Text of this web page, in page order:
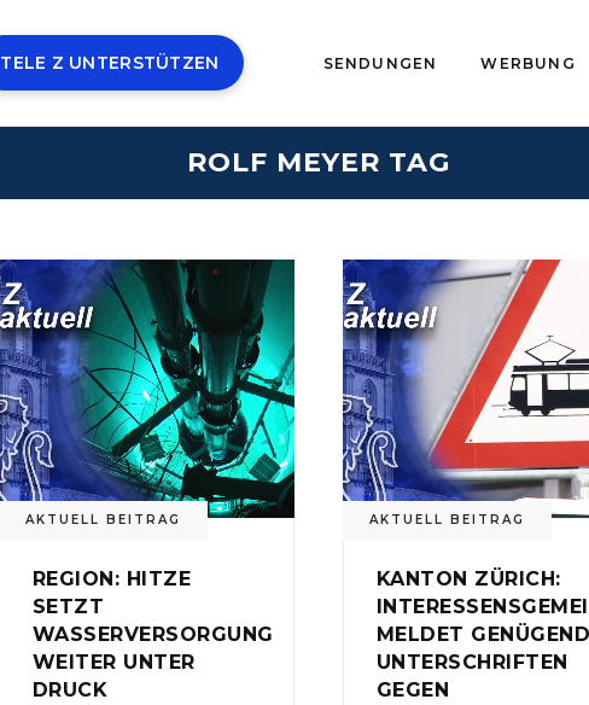
TELE Z UNTERSTÜTZEN SENDUNGEN WERBUNG
ROLF MEYER TAG
AKTUELL BEITRAG
REGION: HITZE
SETZT
WASSERVERSORGUNG
WEITER UNTER
DRUCK
AKTUELL BEITRAG
KANTON ZÜRICH:
MELDET
UNTERSCHRIFTEN
GEGEN